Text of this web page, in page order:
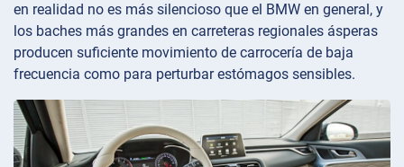
en realidad no es más silencioso que el BMW en general, y
los baches más grandes en carreteras regionales ásperas
producen suficiente movimiento de carrocería de baja
frecuencia como para perturbar estómagos sensibles.